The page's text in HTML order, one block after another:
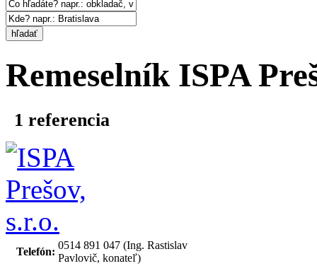
hľadať
Remeselník ISPA
1 referencia
Telefón:
0514 891 047 (Ing. Rastislav
Pavlovič, konateľ)